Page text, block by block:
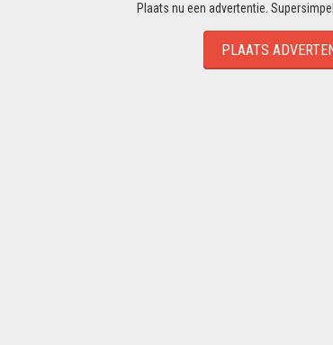
Plaats nu een advertentie.
PLAATS